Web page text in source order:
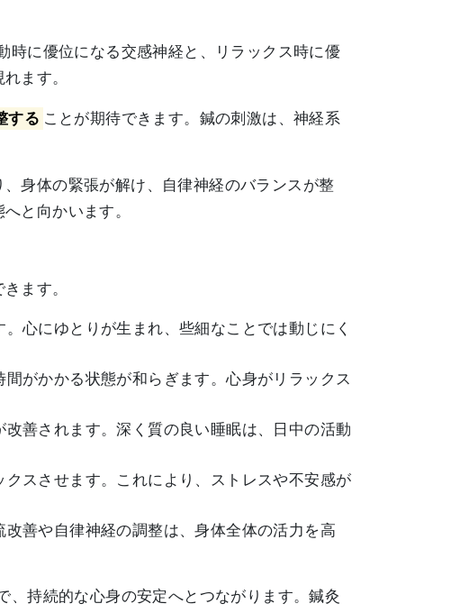
時に優位になる交感神経と、リラックス時に優
ます。
する ことが期待できます。鍼の刺激は、神経系
身体の緊張が解け、自律神経のバランスが整
と向かいます。
ます。
心にゆとりが生まれ、些細なことでは動じにく
がかかる状態が和らぎます。心身がリラックス
善されます。深く質の良い睡眠は、日中の活動
スさせます。これにより、ストレスや不安感が
善や自律神経の調整は、身体全体の活力を高
、持続的な心身の安定へとつながります。鍼灸